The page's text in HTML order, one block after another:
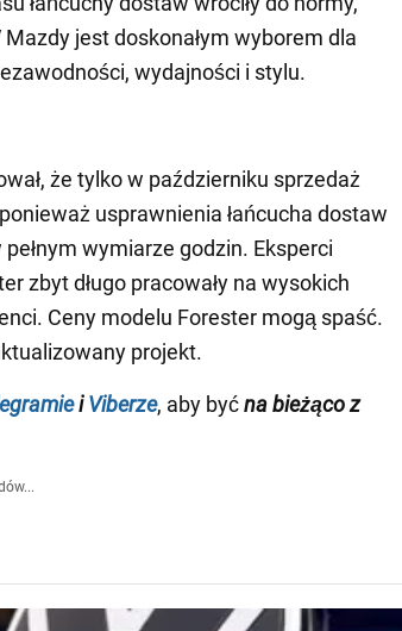
jest doskonałym wyborem dla
wydajności i stylu.
że tylko w październiku sprzedaż
usprawnienia łańcucha dostaw
wymiarze godzin. Eksperci
zbyt długo pracowały na wysokich
Ceny modelu Forester mogą spaść.
projekt.
iViberze, aby byćna bieżąco z